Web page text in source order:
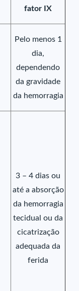
fator IX
Pelo menos 1
dia,
dependendo
da gravidade
da hemorragia
3 – 4 dias ou
até a absorção
da hemorragia
tecidual ou da
cicatrização
adequada da
ferida